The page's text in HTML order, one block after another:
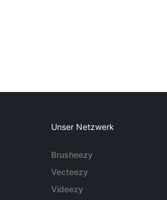
Unser Netzwerk
Brusheezy
Vecteezy
Videezy